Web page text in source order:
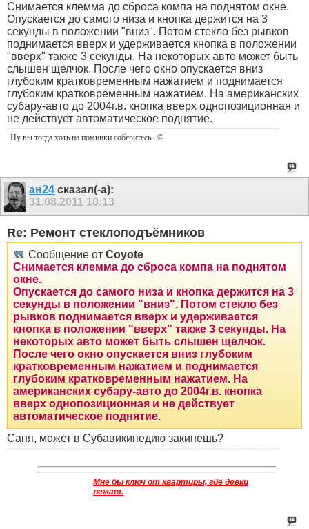
Снимается клемма до сброса компа на поднятом окне.
Опускается до самого низа и кнопка держится на 3
секунды в положении "вниз". Потом стекло без рывков
поднимается вверх и удерживается кнопка в положении
"вверх" также 3 секунды. На некоторых авто может быть
слышен щелчок. После чего окно опускается вниз
глубоким кратковременным нажатием и поднимается
глубоким кратковременным нажатием. На американских
субару-авто до 2004г.в. кнопка вверх однопозиционная и
не действует автоматическое поднятие.
Ну вы тогда хоть на поминки соберитесь...©
ан24 сказал(-а):
31.08.2011 10:13
Re: Ремонт стеклоподъёмников
Сообщение от Coyote
Снимается клемма до сброса компа на поднятом
окне.
Опускается до самого низа и кнопка держится на 3
секунды в положении "вниз". Потом стекло без
рывков поднимается вверх и удерживается
кнопка в положении "вверх" также 3 секунды. На
некоторых авто может быть слышен щелчок.
После чего окно опускается вниз глубоким
кратковременным нажатием и поднимается
глубоким кратковременным нажатием. На
американских субару-авто до 2004г.в. кнопка
вверх однопозиционная и не действует
автоматическое поднятие.
Саня, может в Субавикипедию закинешь?
Мне бы ключ от квартиры, где девки
лежат.